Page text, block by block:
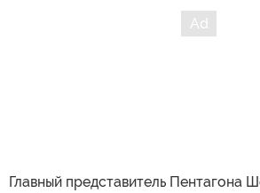
Главный представитель Пентагона